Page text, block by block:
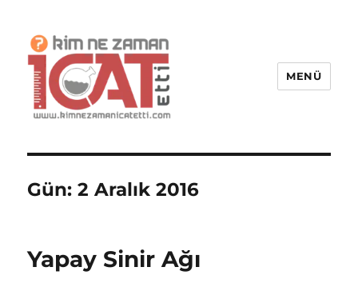
MENÜ
Gün:2 Aralık 2016
Yapay Sinir Ağı